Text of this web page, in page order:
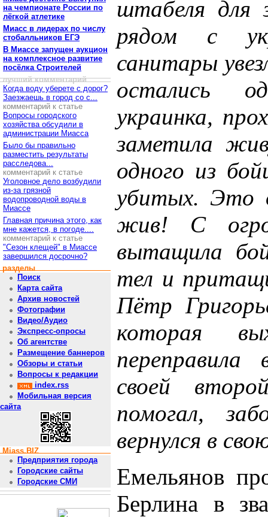
на чемпионате России по
лёгкой атлетике
Миасс в лидерах по числу
стобалльников ЕГЭ
В Миассе запущен аукцион
на комплексное развитие
посёлка Строителей
лучший комментарий
Когда воду уберете с дорог?
Заезжаешь в город со с...
комментарий к статье
Вопросы городского
хозяйства обсудили в
администрации Миасса
Было бы правильно
разместить результаты
расследова...
комментарий к статье
Уголовное дело возбудили
из-за грязной
водопроводной воды в
Миассе
Главная причина этого, как
мне кажется, в погоде....
комментарий к статье
"Сезон клещей" в Миассе
завершился досрочно?
разделы
Поиск
Карта сайта
Архив новостей
Фотографии
Видео/Аудио
Экспресс-опросы
Об агентстве
Размещение баннеров
Обзоры и статьи
Вопросы к редакции
index.rss
Мобильная версия
сайта
Miass.BIZ
Предприятия города
Городские сайты
Городские СМИ
штабеля для
рядом с
санитары
остались
украинка,
заметила
одного из
убитых. Это
жив! С
вытащила
тел и
Пётр
которая
своей
помогал,
вернулся в
Емельянов
Берлина в